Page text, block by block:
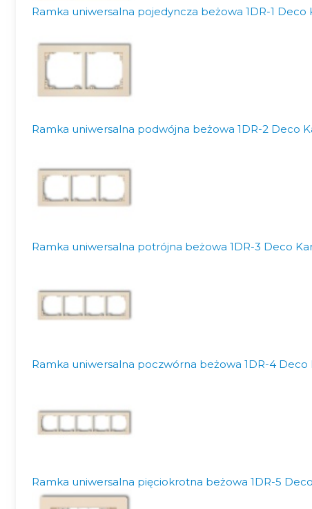
Ramka uniwersalna pojedyncza beżowa 1DR-1 Deco
Ramka uniwersalna podwójna beżowa 1DR-2 Deco
Ramka uniwersalna potrójna beżowa 1DR-3 Deco
Ramka uniwersalna poczwórna beżowa 1DR-4 Deco
Ramka uniwersalna pięciokrotna beżowa 1DR-5